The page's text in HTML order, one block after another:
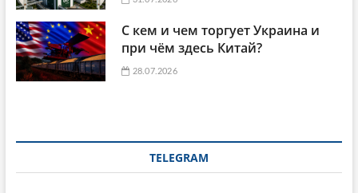
С кем и чем торгует Украина и
при чём здесь Китай?
28.07.2026
TELEGRAM